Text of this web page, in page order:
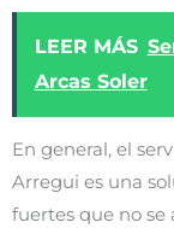
LEER MÁS
Arcas Soler
En general, el
Arregui es una
fuertes que no se